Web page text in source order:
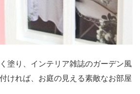
塗り、インテリア雑誌のガーデン風
ければ、お庭の見える素敵なお部屋